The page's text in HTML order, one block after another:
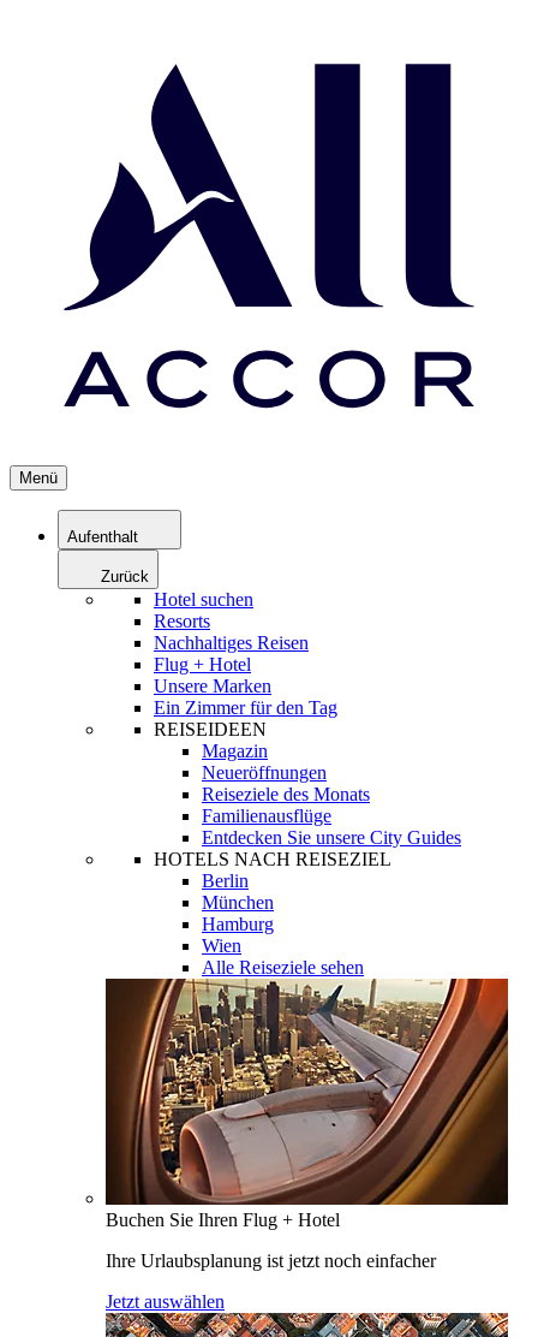
Menü
Aufenthalt
Zurück
Hotel suchen
Resorts
Nachhaltiges Reisen
Flug + Hotel
Unsere Marken
Ein Zimmer für den Tag
REISEIDEEN
Magazin
Neueröffnungen
Reiseziele des Monats
Familienausflüge
Entdecken Sie unsere City Guides
HOTELS NACH REISEZIEL
Berlin
München
Hamburg
Wien
Alle Reiseziele sehen
Buchen Sie Ihren Flug + Hotel
Ihre Urlaubsplanung ist jetzt noch einfacher
Jetzt auswählen